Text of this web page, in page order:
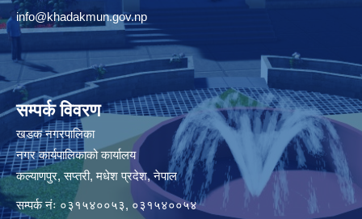
info@khadakmun.gov.np
सम्पर्क विवरण
खडक नगरपालिका
नगर कार्यपालिकाको कार्यालय
कल्याणपुर, सप्तरी, मधेश प्रदेश, नेपाल
सम्पर्क नंः ०३१५४००५३, ०३१५४००५४